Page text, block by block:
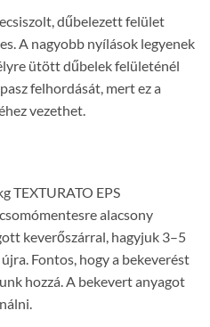
dűbelezett felület
A nagyobb nyílások legyenek
ütött dűbelek felületénél
felhordását, mert ez a
vezethet.
TEXTURATO EPS
alacsony
keverőszárral, hagyjuk 3–5
Fontos, hogy a bekeverést
hozzá. A bekevert anyagot